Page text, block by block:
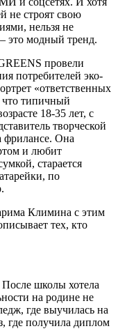
не строят свою
нельзя не
это модный тренд.
провели
потребителей эко-
«ответственных
что типичный
18-35 лет, с
творческой
фрилансе. Она
и любит
старается
по
Климина с этим
тех, кто
школы хотела
на родине не
где выучилась на
где получила диплом